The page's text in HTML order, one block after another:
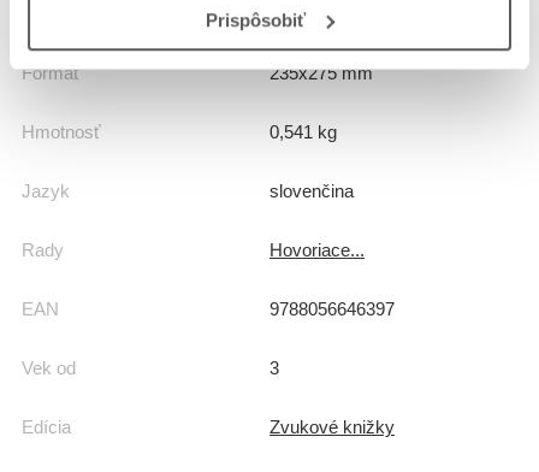
Prispôsobiť
29.8.2025
Formát 235x275 mm
Hmotnosť 0,541 kg
Jazyk slovenčina
Rady Hovoriace...
EAN 9788056646397
Vek od 3
Edícia Zvukové knižky